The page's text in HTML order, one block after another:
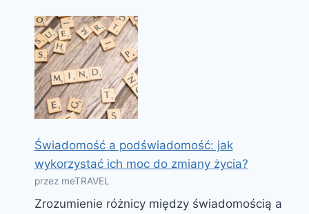
Świadomość a podświadomość: jak
wykorzystać ich moc do zmiany życia?
przez meTRAVEL
Zrozumienie różnicy między świadomością a